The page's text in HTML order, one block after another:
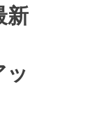
新
ッ